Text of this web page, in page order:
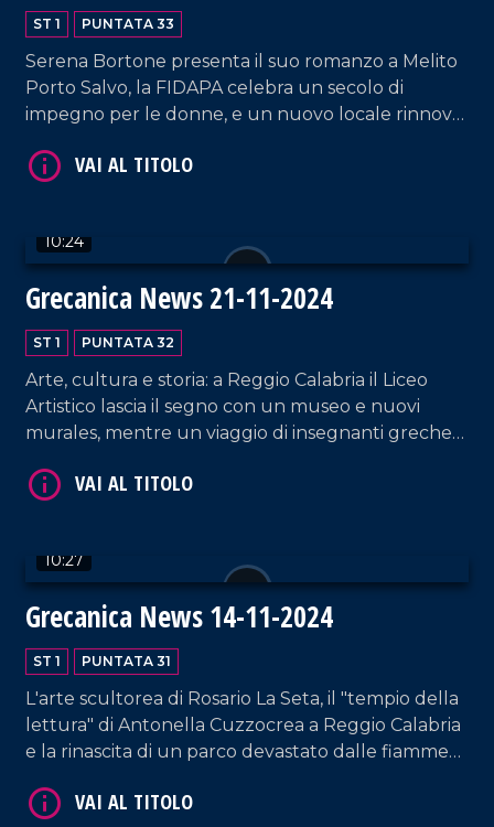
ST 1 PUNTATA 33
Serena Bortone presenta il suo romanzo a Melito
Porto Salvo, la FIDAPA celebra un secolo di
impegno per le donne, e un nuovo locale rinnova
10:24
Grecanica News 21-11-2024
ST 1 PUNTATA 32
Arte, cultura e storia: a Reggio Calabria il Liceo
Artistico lascia il segno con un museo e nuovi
murales, mentre un viaggio di insegnanti greche
comunità grecaniche nel Risorgimento calabrese.
10:27
Grecanica News 14-11-2024
ST 1 PUNTATA 31
L'arte scultorea di Rosario La Seta, il "tempio della
lettura" di Antonella Cuzzocrea a Reggio Calabria
e la rinascita di un parco devastato dalle fiamme
VAI AL TITOLO
VAI AL TITOLO
VAI AL TITOLO